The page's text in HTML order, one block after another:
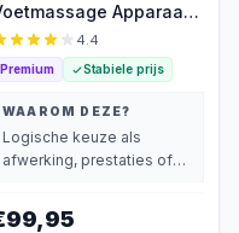
Apparaat -
Apparaat met
Trilfunctie - Trilplaat -
Bloedcirculatie
Massageapparaat -
Massageapparaten met
Verwarming
4.4
Premium Stabiele prijs
WAAROM DEZE?
Logische keuze als
afwerking, prestaties of